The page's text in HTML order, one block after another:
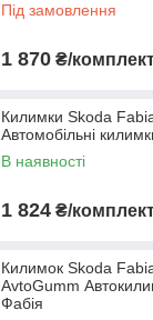
Під замовлення
1 870 ₴/
Килимки Skoda
Автомобільні
В наявності
1 824 ₴/
Килимок Skoda
AvtoGumm
Фабія